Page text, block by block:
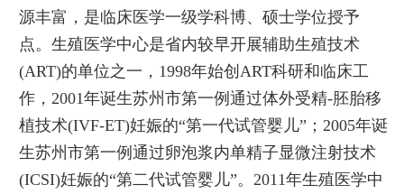
源丰富，是临床医学一级学科博、硕士学位授予
点。生殖医学中心是省内较早开展辅助生殖技术
(ART)的单位之一，1998年始创ART科研和临床工
作，2001年诞生苏州市第一例通过体外受精-胚胎移
植技术(IVF-ET)妊娠的“第一代试管婴儿”；2005年诞
生苏州市第一例通过卵泡浆内单精子显微注射技术
(ICSI)妊娠的“第二代试管婴儿”。2011年生殖医学中